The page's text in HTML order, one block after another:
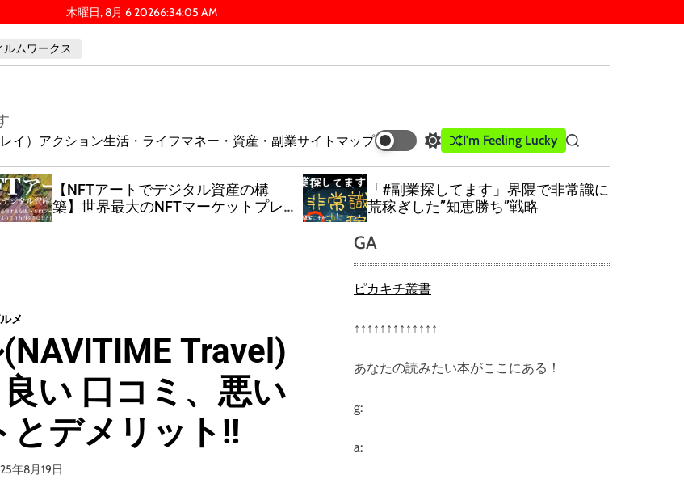
木曜日, 8月 6 20266:34:05 AM
ムワークス
イ） アクション生活・ライフマネー・資産・副業サイトマップ
S
w
i
t
c
o
o
m
e
I'm Feeling Lucky
S
e
a
r
「#副業探してます」界隈で非常識に
荒稼ぎした”知恵勝ち”戦略
すべての鍵はお金の知識にあり！ラ
イフ・マネー・ハッピネス
メ
Travel)
良い 口コミ、悪い
とデメリット!!
年8月19日
GA
ピカキチ叢書
↑↑↑↑↑↑↑↑↑↑↑↑↑
あなたの読みたい本がここにある！
g:
a: